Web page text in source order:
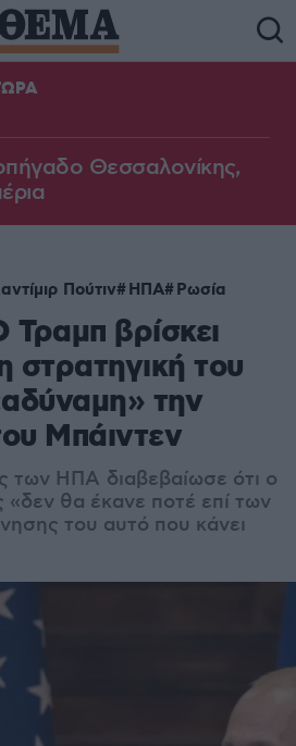
Θεσσαλονίκης,
Πούτιν ΗΠΑ Ρωσία
βρίσκει
στρατηγική του
την
Μπάιντεν
ΗΠΑ διαβεβαίωσε ότι ο
«δεν θα έκανε ποτέ επί των
του αυτό που κάνει